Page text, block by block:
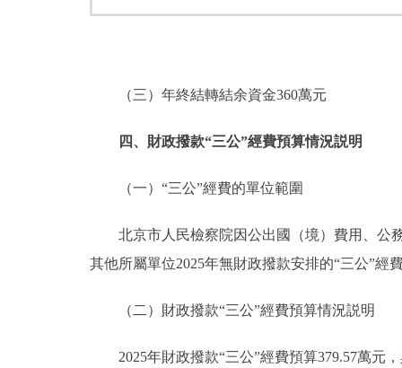
（三）年終結轉結余資金360萬元
四、財政撥款“三公”經費預算情況説明
（一）“三公”經費的單位範圍
北京市人民檢察院因公出國（境）費用、公務
其他所屬單位2025年無財政撥款安排的“三公”經
（二）財政撥款“三公”經費預算情況説明
2025年財政撥款“三公”經費預算379.57萬元，